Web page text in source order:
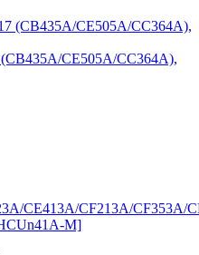
CE505A/CC364A),
CE413A/CF213A/CF353A/
M]